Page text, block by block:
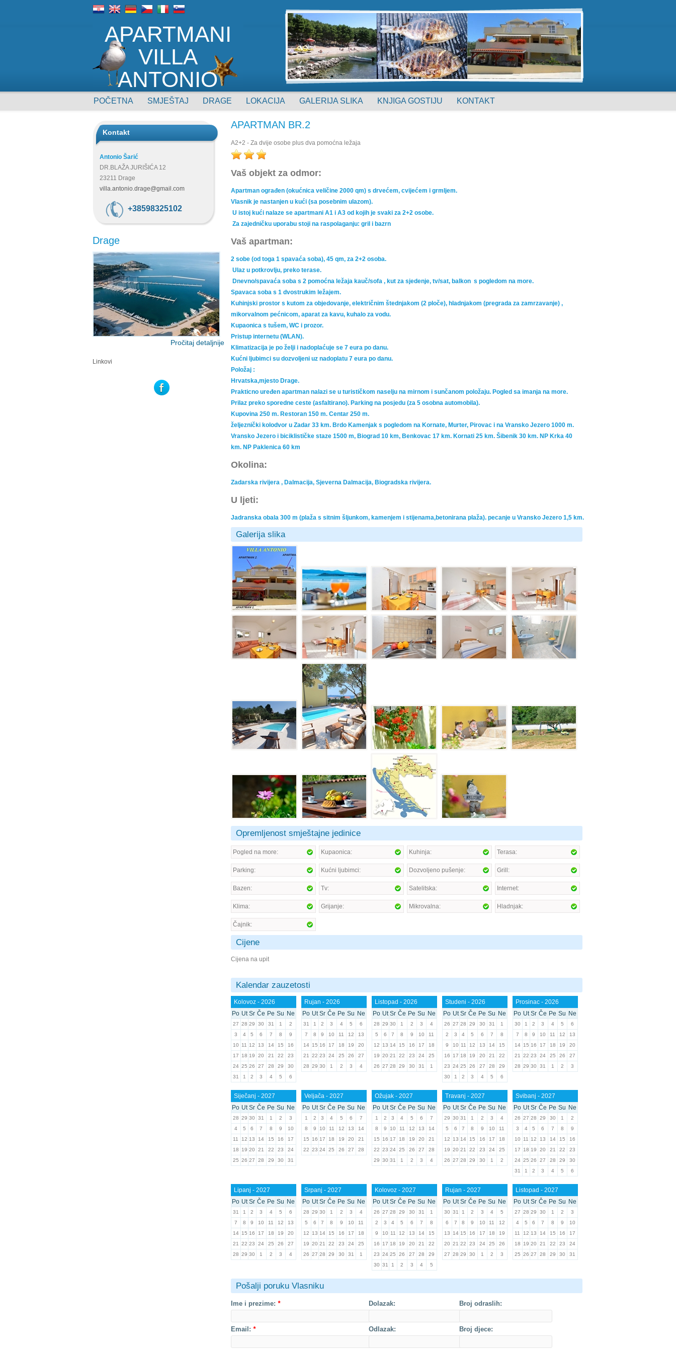
APARTMANI
VILLA
ANTONIO
POČETNA SMJEŠTAJ DRAGE LOKACIJA GALERIJA SLIKA KNJIGA GOSTIJU KONTAKT
Kontakt
Antonio Šarić
DR.BLAŽA JURIŠIĆA 12
23211 Drage
villa.antonio.drage@gmail.com
+38598325102
Drage
Pročitaj detaljnije
Linkovi
APARTMAN BR.2
A2+2 - Za dvije osobe plus dva pomoćna ležaja
Vaš objekt za odmor:
Apartman ograđen (okućnica veličine 2000 qm) s drvećem, cvijećem i grmljem.
Vlasnik je nastanjen u kući (sa posebnim ulazom).
U istoj kući nalaze se apartmani A1 i A3 od kojih je svaki za 2+2 osobe.
Za zajedničku uporabu stoji na raspolaganju: gril i bazrn
Vaš apartman:
2 sobe (od toga 1 spavaća soba), 45 qm, za 2+2 osoba.
Ulaz u potkrovlju, preko terase.
Dnevno/spavaća soba s 2 pomoćna ležaja kauč/sofa , kut za sjedenje, tv/sat, balkon s pogledom na more.
Spavaca soba s 1 dvostrukim ležajem.
Kuhinjski prostor s kutom za objedovanje, električnim štednjakom (2 ploče), hladnjakom (pregrada za zamrzavanje) ,
mikorvalnom pećnicom, aparat za kavu, kuhalo za vodu.
Kupaonica s tušem, WC i prozor.
Pristup internetu (WLAN).
Klimatizacija je po želji i nadoplaćuje se 7 eura po danu.
Kućni ljubimci su dozvoljeni uz nadoplatu 7 eura po danu.
Položaj :
Hrvatska,mjesto Drage.
Prakticno uređen apartman nalazi se u turističkom naselju na mirnom i sunčanom položaju. Pogled sa imanja na more.
Prilaz preko sporedne ceste (asfaltirano). Parking na posjedu (za 5 osobna automobila).
Kupovina 250 m. Restoran 150 m. Centar 250 m.
željeznički kolodvor u Zadar 33 km. Brdo Kamenjak s pogledom na Kornate, Murter, Pirovac i na Vransko Jezero 1000 m.
Vransko Jezero i biciklističke staze 1500 m, Biograd 10 km, Benkovac 17 km. Kornati 25 km. Šibenik 30 km. NP Krka 40
km. NP Paklenica 60 km
Okolina:
Zadarska rivijera , Dalmacija, Sjeverna Dalmacija, Biogradska rivijera.
U ljeti:
Jadranska obala 300 m (plaža s sitnim šljunkom, kamenjem i stijenama,betonirana plaža). pecanje u Vransko Jezero 1,5 km.
Galerija slika
Opremljenost smještajne jedinice
Pogled na more: Kupaonica: Kuhinja: Terasa:
Parking: Kućni ljubimci: Dozvoljeno pušenje: Grill:
Bazen: Tv: Satelitska: Internet:
Klima: Grijanje: Mikrovalna: Hladnjak:
Čajnik:
Cijene
Cijena na upit
Kalendar zauzetosti
Kolovoz - 2026
Po Ut Sr Če Pe Su Ne
27 28 29 30 31 1
2
3
4 5 6 7 8
9
10
11 12 13 14 15
16
17
18 19 20 21 22
23
24 25 26 27 28 29
30
31
1 2 3 4 5 6
Rujan - 2026
Po Ut Sr Če Pe Su Ne
31 1 2 3 4 5
6
7
8 9 10 11 12
13
14 15 16 17 18 19
20
21
22 23 24 25 26
27
28 29 30 1 2 3 4
Listopad - 2026
Po Ut Sr Če Pe Su Ne
28 29 30 1 2 3
4
5
6 7 8 9 10
11
12
13 14 15 16 17
18
19 20 21 22 23 24
25
26 27 28 29 30 31 1
Studeni - 2026
Po Ut Sr Če Pe Su Ne
26 27 28 29 30 31
1
2
3 4 5 6 7
8
9
10 11 12 13 14
15
16
17 18 19 20 21
22
23 24 25 26 27 28
29
30
1 2 3 4 5 6
Prosinac - 2026
Po Ut Sr Če Pe Su Ne
30 1 2 3 4 5
6
7
8 9 10 11 12
13
14 15 16 17 18 19
20
21
22 23 24 25 26
27
28 29 30 31 1 2 3
Siječanj - 2027
Po Ut Sr Če Pe Su Ne
28 29 30 31 1 2
3
4
5 6 7 8 9
10
11
12 13 14 15 16
17
18
19 20 21 22 23
24
25 26 27 28 29 30 31
Veljača - 2027
Po Ut Sr Če Pe Su Ne
1 2 3 4 5 6
7
8
9 10 11 12 13
14
15
16 17 18 19 20
21
22 23 24 25 26 27 28
Ožujak - 2027
Po Ut Sr Če Pe Su Ne
1 2 3 4 5 6
7
8
9 10 11 12 13
14
15
16 17 18 19 20
21
22 23 24 25 26 27
28
29 30 31 1 2 3 4
Travanj - 2027
Po Ut Sr Če Pe Su Ne
29 30 31 1 2 3
4
5
6 7 8 9 10
11
12
13 14 15 16 17
18
19 20 21 22 23 24
25
26 27 28 29 30 1 2
Svibanj - 2027
Po Ut Sr Če Pe Su Ne
26 27 28 29 30 1
2
3
4 5 6 7 8
9
10
11 12 13 14 15
16
17
18 19 20 21 22
23
24 25 26 27 28 29
30
31
1 2 3 4 5 6
Lipanj - 2027
Po Ut Sr Če Pe Su Ne
31 1 2 3 4 5
6
7
8 9 10 11 12
13
14 15 16 17 18 19
20
21
22 23 24 25 26
27
28 29 30 1 2 3 4
Srpanj - 2027
Po Ut Sr Če Pe Su Ne
28 29 30 1 2 3
4
5
6 7 8 9 10
11
12
13 14 15 16 17
18
19 20 21 22 23 24
25
26 27 28 29 30 31 1
Kolovoz - 2027
Po Ut Sr Če Pe Su Ne
26 27 28 29 30 31
1
2
3 4 5 6 7
8
9
10 11 12 13 14
15
16
17 18 19 20 21
22
23 24 25 26 27 28
29
30 31 1 2 3 4 5
Rujan - 2027
Po Ut Sr Če Pe Su Ne
30 31 1 2 3 4
5
6
7 8 9 10 11
12
13
14 15 16 17 18
19
20 21 22 23 24 25
26
27 28 29 30 1 2 3
Listopad - 2027
Po Ut Sr Če Pe Su Ne
27 28 29 30 1 2
3
4
5 6 7 8 9
10
11
12 13 14 15 16
17
18
19 20 21 22 23
24
25 26 27 28 29 30 31
Pošalji poruku Vlasniku
Ime i prezime: *
Email: *
Dolazak:
Odlazak:
Broj odraslih:
Broj djece: